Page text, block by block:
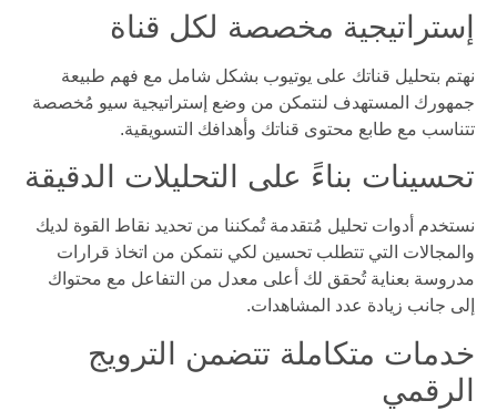
إستراتيجية مخصصة لكل قناة
نهتم بتحليل قناتك على يوتيوب بشكل شامل مع فهم طبيعة
جمهورك المستهدف لنتمكن من وضع إستراتيجية سيو مُخصصة
تتناسب مع طابع محتوى قناتك وأهدافك التسويقية.
تحسينات بناءً على التحليلات الدقيقة
نستخدم أدوات تحليل مُتقدمة تُمكننا من تحديد نقاط القوة لديك
والمجالات التي تتطلب تحسين لكي نتمكن من اتخاذ قرارات
مدروسة بعناية تُحقق لك أعلى معدل من التفاعل مع محتواك
إلى جانب زيادة عدد المشاهدات.
خدمات متكاملة تتضمن الترويج
الرقمي